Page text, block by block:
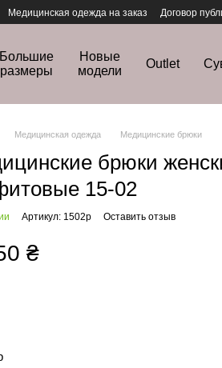
Медицинская одежда на заказ
Договор
Большие
размеры
Новые
модели
Outlet
Медицинская одежда Медицинские брюки
брюки
15-02
Артикул: 1502p Оставить отзыв
₴